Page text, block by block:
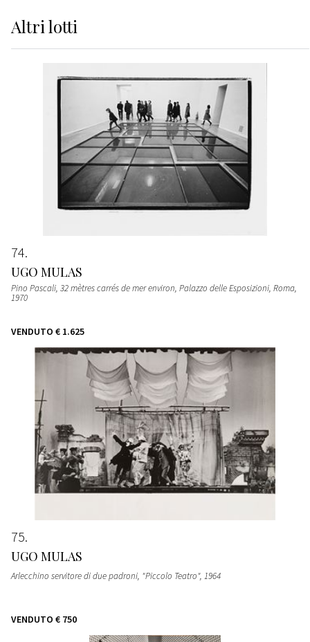
Altrilotti
74
UGO MULAS
Pino Pascali, 32 mètres carrés de mer environ, Palazzo delle Esposizioni, Roma,
1970
VENDUTO € 1.625
75
UGO MULAS
Arlecchino servitore di due padroni, "Piccolo Teatro", 1964
VENDUTO € 750